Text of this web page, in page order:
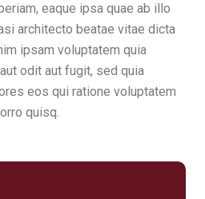
eaque ipsa quae ab illo
architecto beatae vitae dicta
ipsam voluptatem quia
odit aut fugit, sed quia
eos qui ratione voluptatem
quisq.